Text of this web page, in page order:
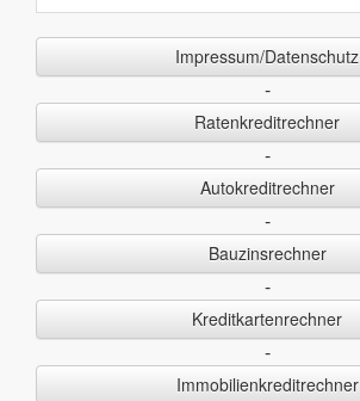
Impressum/Datenschutz
-
Ratenkreditrechner
-
Autokreditrechner
-
Bauzinsrechner
-
Kreditkartenrechner
-
Immobilienkreditrechner